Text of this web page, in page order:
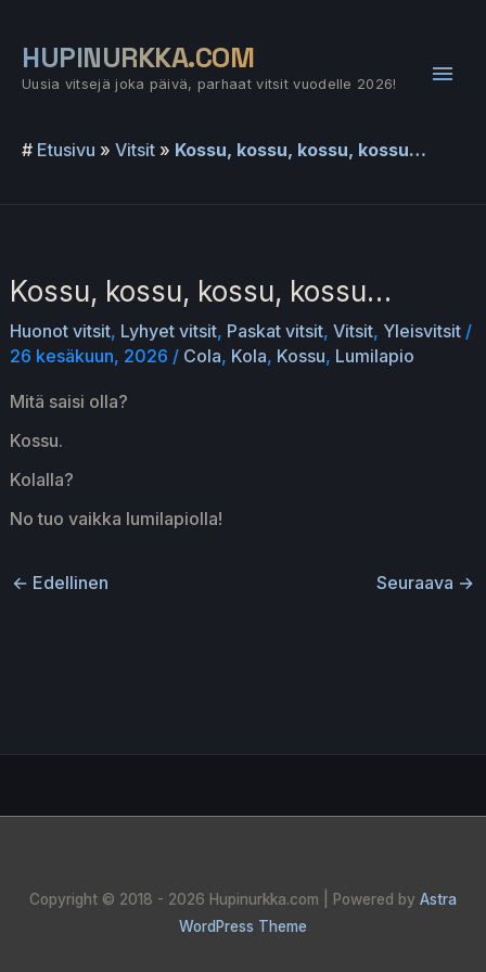
sisältöön
HUPINURKKA.COM
Uusia vitsejä joka päivä, parhaat vitsit vuodelle 2026!
# Etusivu » Vitsit » Kossu, kossu, kossu, kossu…
Kossu, kossu, kossu, kossu…
Huonot vitsit, Lyhyet vitsit, Paskat vitsit, Vitsit, Yleisvitsit/
26 kesäkuun, 2026 / Cola, Kola, Kossu, Lumilapio
Mitä saisi olla?
Kossu.
Kolalla?
No tuo vaikka lumilapiolla!
← Edellinen Seuraava →
Copyright © 2018 - 2026 Hupinurkka.com | Powered by Astra
WordPress Theme